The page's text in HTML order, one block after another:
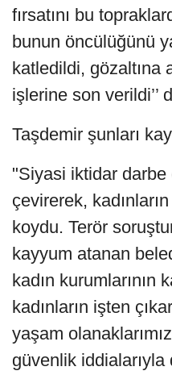
fırsatını bu
bunun öncülüğünü
katledildi, gözaltına
işlerine son verildi’’
Taşdemir şunları
"Siyasi iktidar darbe
çevirerek,
koydu. Terör
kayyum atanan
kadın kurumlarının
kadınların işten
yaşam
güvenlik